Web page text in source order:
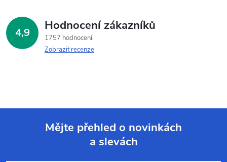
4,9 Hodnocení zákazníků
1757 hodnocení
Zobrazit recenze
Mějte přehled o novinkách
a slevách